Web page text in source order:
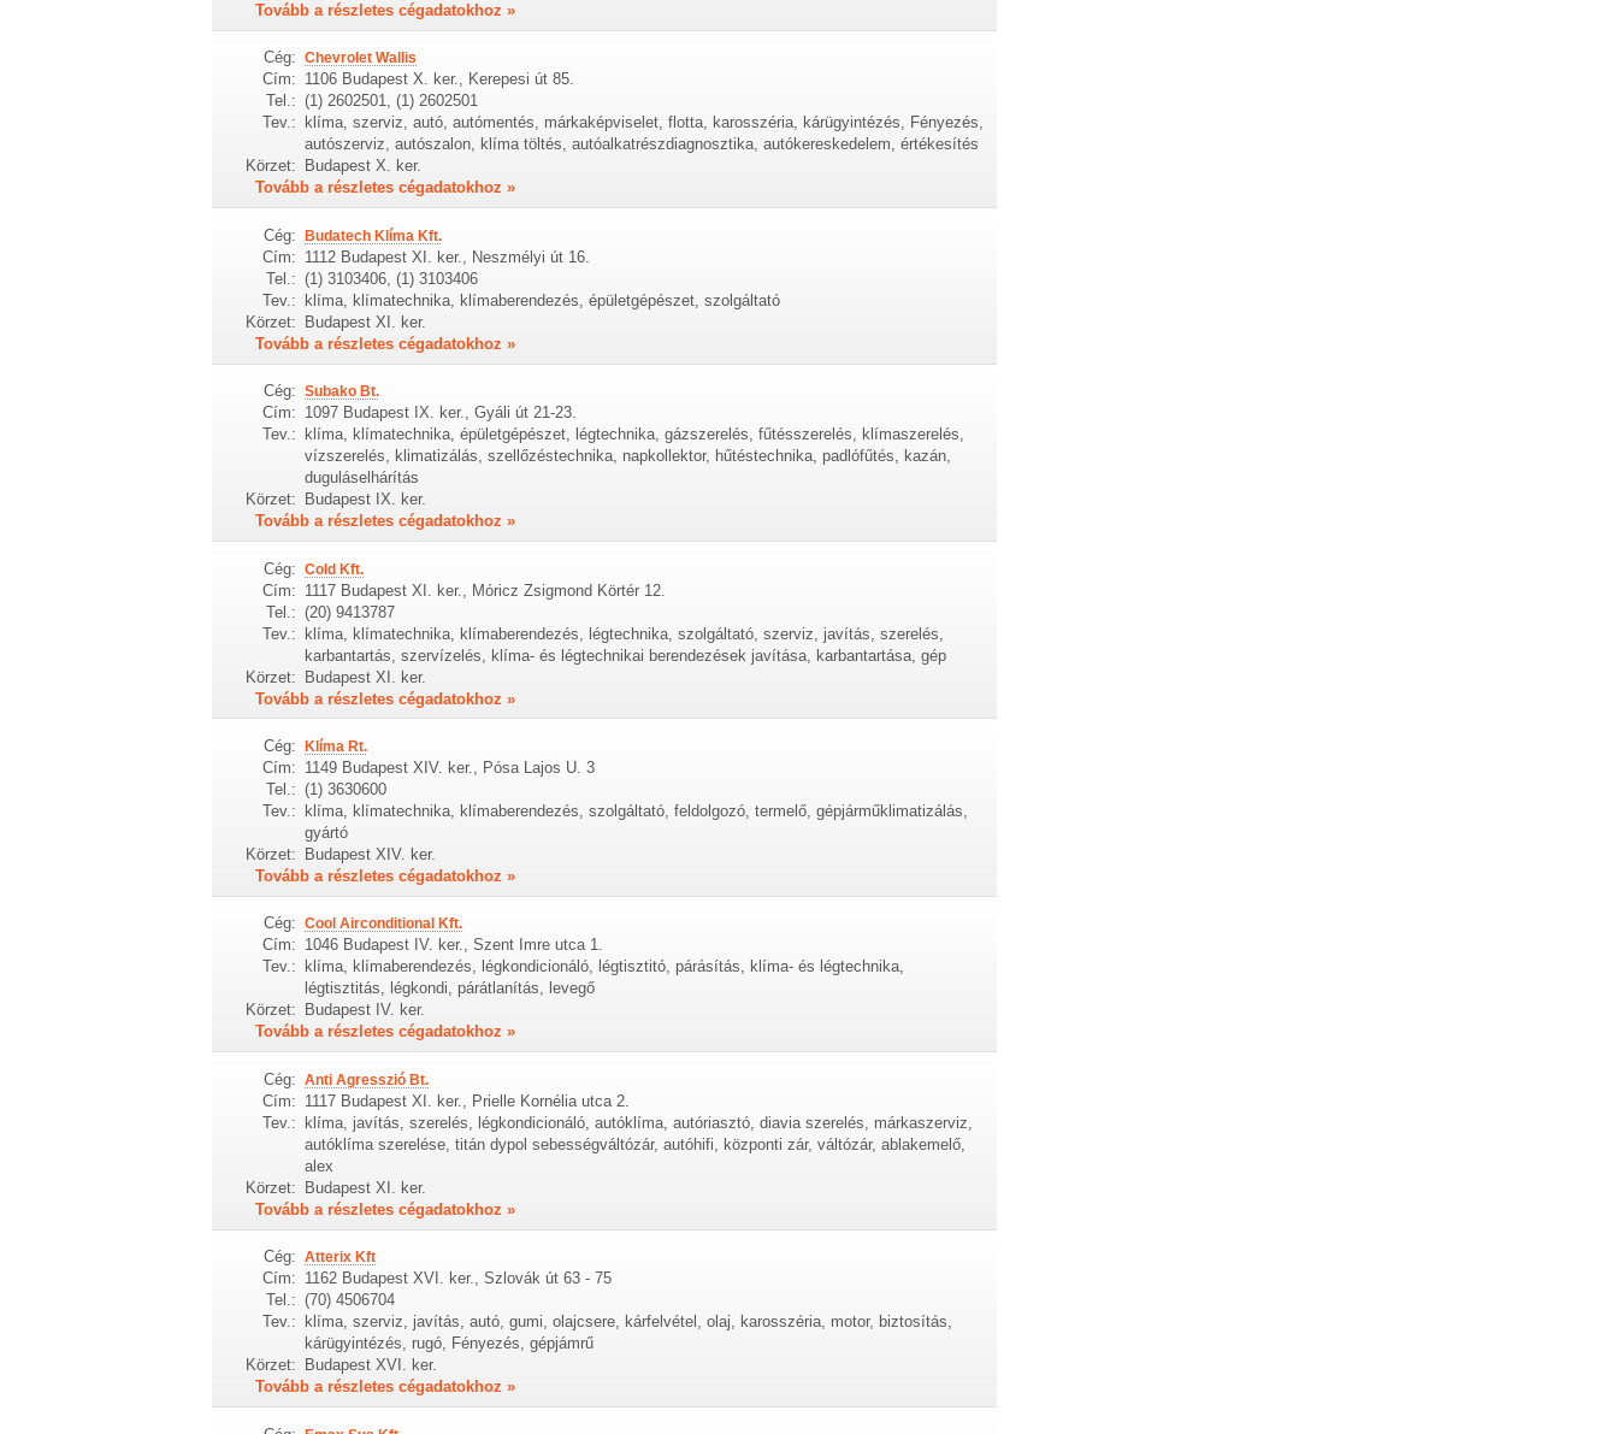
Tovább a részletes cégadatokhoz »
Cég: Chevrolet Wallis
Cím: 1106 Budapest X. ker., Kerepesi út 85.
Tel.: (1) 2602501, (1) 2602501
Tev.:
klíma, szerviz, autó, autómentés, márkaképviselet, flotta, karosszéria, kárügyintézés, Fényezés,
autószerviz, autószalon, klíma töltés, autóalkatrészdiagnosztika, autókereskedelem, értékesítés
Körzet:
Budapest X. ker.
Tovább a részletes cégadatokhoz »
Cég: Budatech Klíma Kft.
Cím: 1112 Budapest XI. ker., Neszmélyi út 16.
Tel.: (1) 3103406, (1) 3103406
Tev.:
klíma, klímatechnika, klímaberendezés, épületgépészet, szolgáltató
Körzet:
Budapest XI. ker.
Tovább a részletes cégadatokhoz »
Cég: Subako Bt.
Cím: 1097 Budapest IX. ker., Gyáli út 21-23.
Tev.:
klíma, klímatechnika, épületgépészet, légtechnika, gázszerelés, fűtésszerelés, klímaszerelés,
vízszerelés, klimatizálás, szellőzéstechnika, napkollektor, hűtéstechnika, padlófűtés, kazán,
duguláselhárítás
Körzet:
Budapest IX. ker.
Tovább a részletes cégadatokhoz »
Cég: Cold Kft.
Cím: 1117 Budapest XI. ker., Móricz Zsigmond Körtér 12.
Tel.: (20) 9413787
Tev.: klíma, klímatechnika, klímaberendezés, légtechnika, szolgáltató, szerviz, javítás, szerelés,
karbantartás, szervízelés, klíma- és légtechnikai berendezések javítása, karbantartása, gép
Körzet: Budapest XI. ker.
Tovább a részletes cégadatokhoz »
Cég: Klíma Rt.
Cím: 1149 Budapest XIV. ker., Pósa Lajos U. 3
Tel.: (1) 3630600
Tev.:
klíma, klímatechnika, klímaberendezés, szolgáltató, feldolgozó, termelő, gépjárműklimatizálás,
gyártó
Körzet:
Budapest XIV. ker.
Tovább a részletes cégadatokhoz »
Cég: Cool Airconditional Kft.
Cím: 1046 Budapest IV. ker., Szent Imre utca 1.
Tev.:
klíma, klímaberendezés, légkondicionáló, légtisztitó, párásítás, klíma- és légtechnika,
légtisztitás, légkondi, párátlanítás, levegő
Körzet:
Budapest IV. ker.
Tovább a részletes cégadatokhoz »
Cég: Anti Agresszió Bt.
Cím: 1117 Budapest XI. ker., Prielle Kornélia utca 2.
Tev.:
klíma, javítás, szerelés, légkondicionáló, autóklíma, autóriasztó, diavia szerelés, márkaszerviz,
autóklíma szerelése, titán dypol sebességváltózár, autóhifi, központi zár, váltózár, ablakemelő,
alex
Körzet:
Budapest XI. ker.
Tovább a részletes cégadatokhoz »
Cég: Atterix Kft
Cím: 1162 Budapest XVI. ker., Szlovák út 63 - 75
Tel.: (70) 4506704
Tev.:
klíma, szerviz, javítás, autó, gumi, olajcsere, kárfelvétel, olaj, karosszéria, motor, biztosítás,
kárügyintézés, rugó, Fényezés, gépjámrű
Körzet:
Budapest XVI. ker.
Tovább a részletes cégadatokhoz »